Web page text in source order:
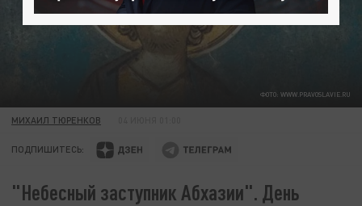
ФОТО: WWW.PRAVOSLAVIE.RU
МИХАИЛ ТЮРЕНКОВ
ПОДПИШИТЕСЬ:
"Небесный заступник Абхазии". День